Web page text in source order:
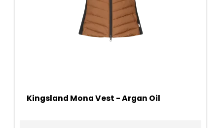
Kingsland Mona Vest - Argan Oil